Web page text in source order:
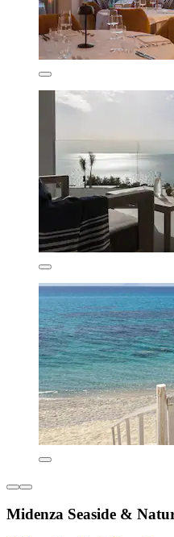
Midenza Seaside &